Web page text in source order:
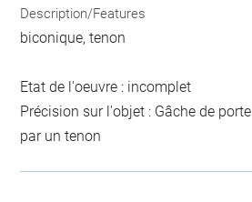
Description/Features
biconique, tenon
Etat de l'oeuvre : incomplet
Précision sur l'objet : Gâche de
par un tenon